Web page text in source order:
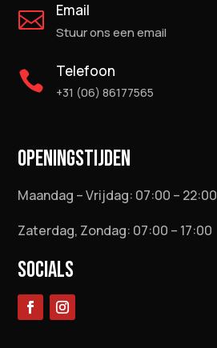
 Email
Stuur ons een email
 Telefoon
+31 (06) 86177565
OPENINGSTIJDEN
Maandag – Vrijdag: 07:00 – 22:00
Zaterdag, Zondag: 07:00 – 17:00
SOCIALS